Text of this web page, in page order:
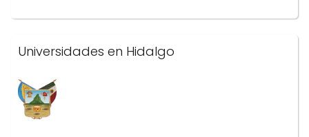
Universidades en Hidalgo